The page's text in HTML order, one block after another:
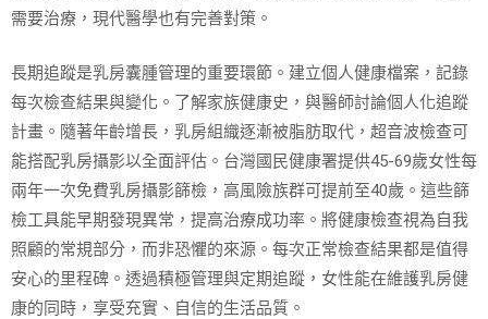
需要治療，現代醫學也有完善對策。
長期追蹤是乳房囊腫管理的重要環節。建立個人健康檔案，記錄
每次檢查結果與變化。了解家族健康史，與醫師討論個人化追蹤
計畫。隨著年齡增長，乳房組織逐漸被脂肪取代，超音波檢查可
能搭配乳房攝影以全面評估。台灣國民健康署提供45-69歲女性每
兩年一次免費乳房攝影篩檢，高風險族群可提前至40歲。這些篩
檢工具能早期發現異常，提高治療成功率。將健康檢查視為自我
照顧的常規部分，而非恐懼的來源。每次正常檢查結果都是值得
安心的里程碑。透過積極管理與定期追蹤，女性能在維護乳房健
康的同時，享受充實、自信的生活品質。